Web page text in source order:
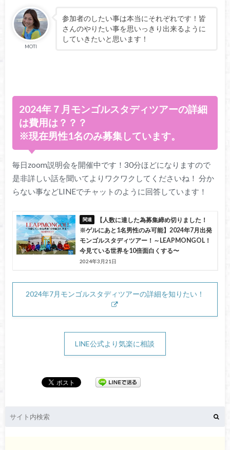
MOTI
参加者のしたい事は本当にそれぞれです！皆
さんのやりたい事を思いっきり出来るように
していきたいと思います！
2024年７月モンゴルスタディツアーの詳細
は費用は？？？
※現在男性1名のみ募集しています。
毎日zoom説明会を開催中です！30分ほどになりますので
是非詳しい話を聞いてよりワクワクしてくださいね！ 分か
らない事などLINEでチャットのように回答しています！
【人数に達した為募集締め切りました！
※ゲルにあと1名男性のみ可能】2024年7月出発
モンゴルスタディツアー！～LEAPMONGOL！
今見ている世界を10倍面白くする〜
2024年3月21日
2024年7月モンゴルスタディツアーの詳細を知りたい！
LINE公式より気楽に相談